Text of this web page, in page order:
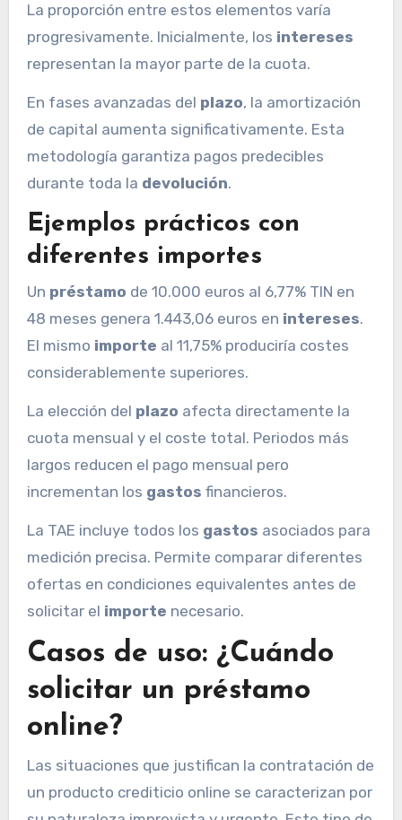
La proporción entre estos elementos varía
progresivamente. Inicialmente, los intereses
representan la mayor parte de la cuota.
En fases avanzadas del plazo, la amortización
de capital aumenta significativamente. Esta
metodología garantiza pagos predecibles
durante toda la devolución.
Ejemplos prácticos con
diferentes importes
Un préstamo de 10.000 euros al 6,77% TIN en
48 meses genera 1.443,06 euros en intereses.
El mismo importe al 11,75% produciría costes
considerablemente superiores.
La elección del plazo afecta directamente la
cuota mensual y el coste total. Periodos más
largos reducen el pago mensual pero
incrementan los gastos financieros.
La TAE incluye todos los gastos asociados para
medición precisa. Permite comparar diferentes
ofertas en condiciones equivalentes antes de
solicitar el importe necesario.
Casos de uso: ¿Cuándo
solicitar un préstamo
online?
Las situaciones que justifican la contratación de
un producto crediticio online se caracterizan por